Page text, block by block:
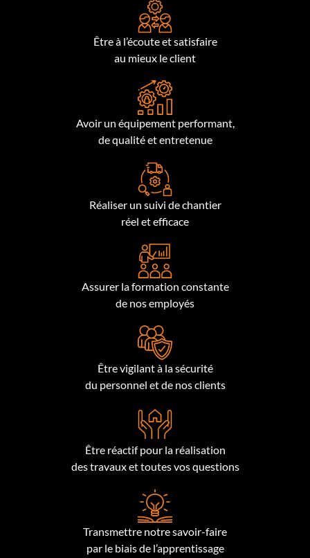
Être à l’écoute et satisfaire
au mieux le client
Avoir un équipement performant,
de qualité et entretenue
Réaliser un suivi de chantier
réel et efficace
Assurer la formation constante
de nos employés
Être vigilant à la sécurité
du personnel et de nos clients
Être réactif pour la réalisation
des travaux et toutes vos questions
Transmettre notre savoir-faire
par le biais de l’apprentissage